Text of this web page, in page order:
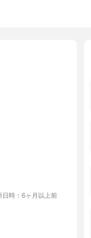
日時：6ヶ月以上前